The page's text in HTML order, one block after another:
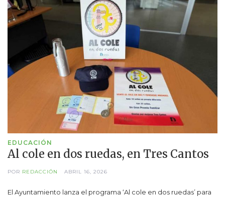
EDUCACIÓN
Al cole en dos ruedas, en Tres Cantos
POR REDACCIÓN ABRIL 16, 2026
El Ayuntamiento lanza el programa ‘Al cole en dos ruedas’ para